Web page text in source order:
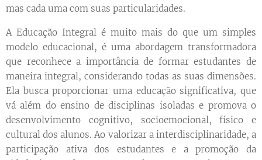
mas cada uma com suas particularidades.
A Educação Integral é muito mais do que um simples
modelo educacional, é uma abordagem transformadora
que reconhece a importância de formar estudantes de
maneira integral, considerando todas as suas dimensões.
Ela busca proporcionar uma educação significativa, que
vá além do ensino de disciplinas isoladas e promova o
desenvolvimento cognitivo, socioemocional, físico e
cultural dos alunos. Ao valorizar a interdisciplinaridade, a
participação ativa dos estudantes e a promoção da